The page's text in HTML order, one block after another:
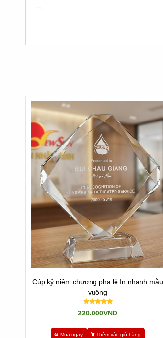
Cúp kỷ niệm chương pha lê In nhanh mẫu
vuông
220.000VND
Mua ngay Thêm vào giỏ hàng